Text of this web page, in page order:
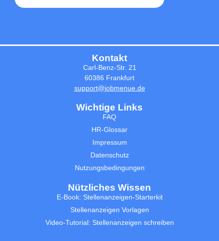
Kontakt
Carl-Benz-Str. 21
60386 Frankfurt
support@jobmenue.de
Wichtige Links
FAQ
HR-Glossar
Impressum
Datenschutz
Nutzungsbedingungen
Nützliches Wissen
E-Book: Stellenanzeigen-Starterkit
Stellenanzeigen Vorlagen
Video-Tutorial: Stellenanzeigen schreiben